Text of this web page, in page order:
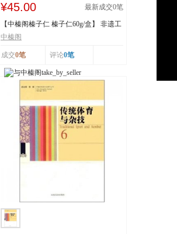
¥45.00 最新成交0笔
【中榛阁榛子仁 榛子仁60g/盒】 非遗工
艺 榛香浓郁
中榛阁
成交0笔 评论0笔